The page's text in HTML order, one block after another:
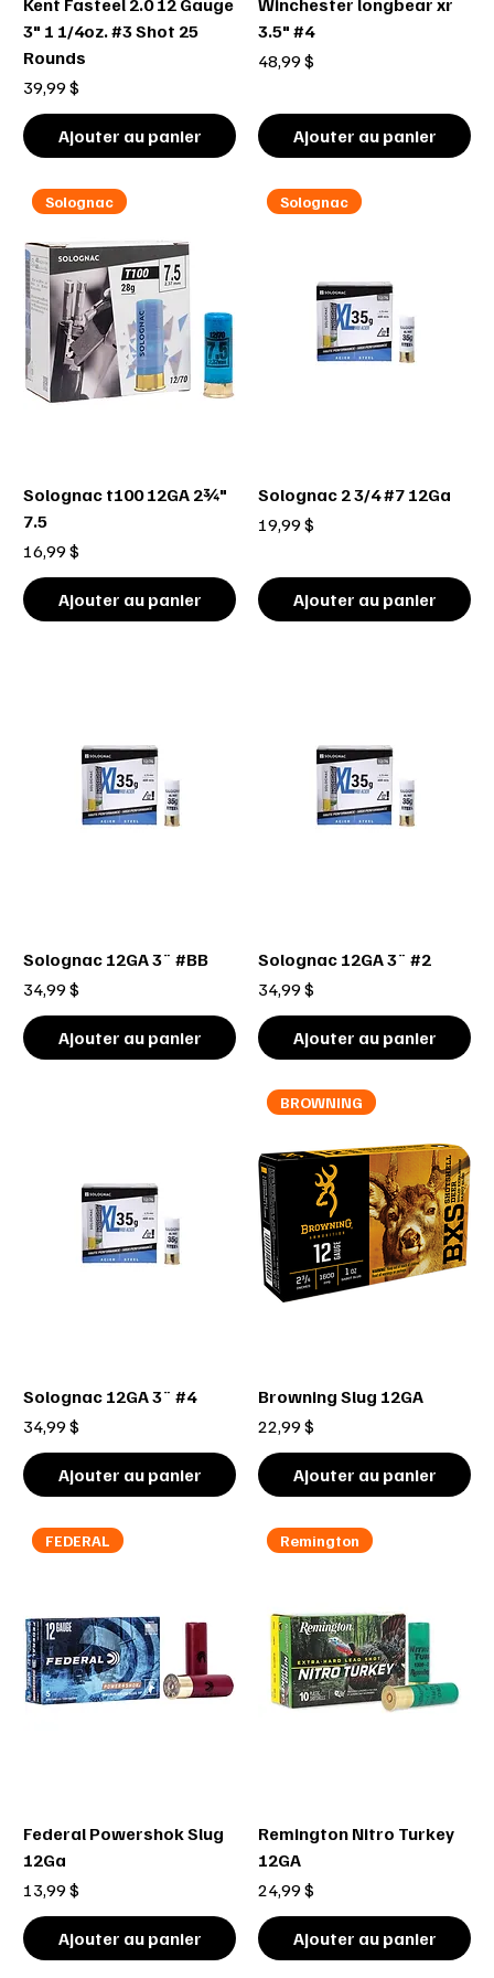
3" 1 1/4oz. #3 Shot 25
Rounds
Prix
39,99 $
Ajouter au panier
3.5" #4
Prix
48,99 $
Ajouter au panier
Solognac
Solognac t100 12GA 2¾"
7.5
Prix
16,99 $
Ajouter au panier
Solognac
Solognac 2 3/4 #7 12Ga
Prix
19,99 $
Ajouter au panier
Solognac 12GA 3¨ #BB
Prix
34,99 $
Ajouter au panier
Solognac 12GA 3¨ #2
Prix
34,99 $
Ajouter au panier
Solognac 12GA 3¨ #4
Prix
34,99 $
Ajouter au panier
BROWNING
Browning Slug 12GA
Prix
22,99 $
Ajouter au panier
FEDERAL
Federal Powershok Slug
12Ga
Prix
13,99 $
Ajouter au panier
Remington
Remington Nitro Turkey
12GA
Prix
24,99 $
Ajouter au panier